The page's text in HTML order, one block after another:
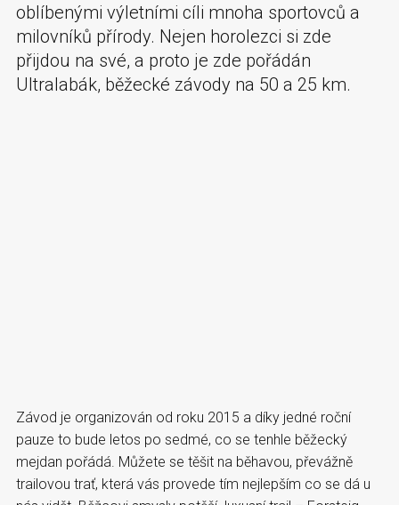
oblíbenými výletními cíli mnoha sportovců a
milovníků přírody. Nejen horolezci si zde
přijdou na své, a proto je zde pořádán
Ultralabák, běžecké závody na 50 a 25 km.
Závod je organizován od roku 2015 a díky jedné roční
pauze to bude letos po sedmé, co se tenhle běžecký
mejdan pořádá. Můžete se těšit na běhavou, převážně
trailovou trať, která vás provede tím nejlepším co se dá u